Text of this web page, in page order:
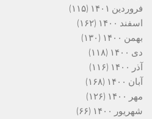
فروردین ۱۴۰۱
(۱۱۵)
اسفند ۱۴۰۰
(۱۶۲)
بهمن ۱۴۰۰
(۱۳۰)
دی ۱۴۰۰
(۱۱۸)
آذر ۱۴۰۰
(۱۱۶)
آبان ۱۴۰۰
(۱۶۸)
مهر ۱۴۰۰
(۱۲۶)
شهریور ۱۴۰۰
(۶۶)